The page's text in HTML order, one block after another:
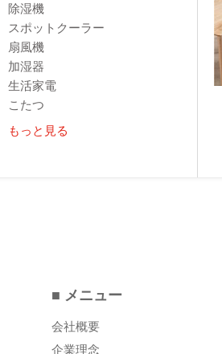
除湿機
スポットクーラー
扇風機
加湿器
生活家電
こたつ
もっと見る
■ メニュー
会社概要
企業理念